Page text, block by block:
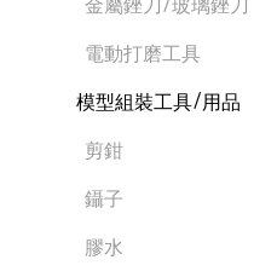
電動打磨工具
模型組裝工具/用品
剪鉗
鑷子
膠水